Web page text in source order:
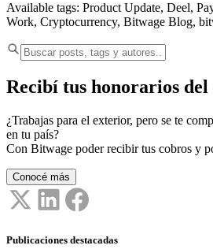
Available tags: Product Update, Deel,
Work, Cryptocurrency, Bitwage Blog,
Recibí tus honorarios
¿Trabajas para el exterior, pero se te
en tu país?
Con Bitwage poder recibir tus cobros y
Conocé más
Publicaciones destacadas